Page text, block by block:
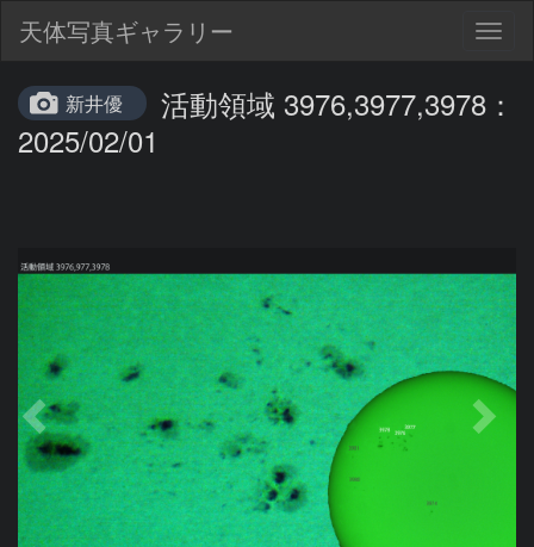
天体写真ギャラリー
新井優
活動領域 3976,3977,3978：
2025/02/01